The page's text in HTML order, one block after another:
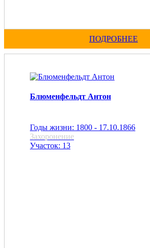
ПОДРОБНЕЕ
Блюменфельдт Антон
Годы жизни: 1800 - 17.10.1866
Захоронение
Участок: 13